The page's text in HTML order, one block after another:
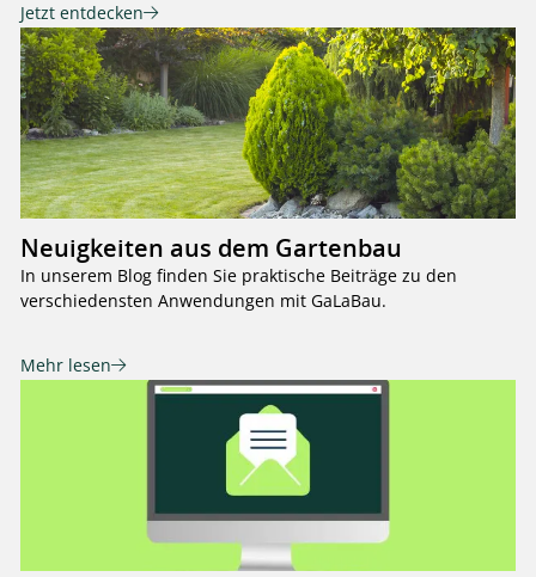
Jetzt entdecken
Neuigkeiten aus dem Gartenbau
In unserem Blog finden Sie praktische Beiträge zu den
verschiedensten Anwendungen mit GaLaBau.
Mehr lesen